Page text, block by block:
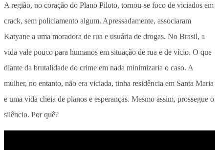
A região, no coração do Plano Piloto, tornou-se foco de viciados em
crack, sem policiamento algum. Apressadamente, associaram
Katyane a uma moradora de rua e usuária de drogas. No Brasil, a
vida vale pouco para humanos em situação de rua e de vício. O que
diante da brutalidade do crime em nada minimizaria o caso. A
mulher, no entanto, não era viciada, tinha residência em Santa Maria
e uma vida cheia de planos e esperanças. Mesmo assim, prossegue o
silêncio. Por quê?